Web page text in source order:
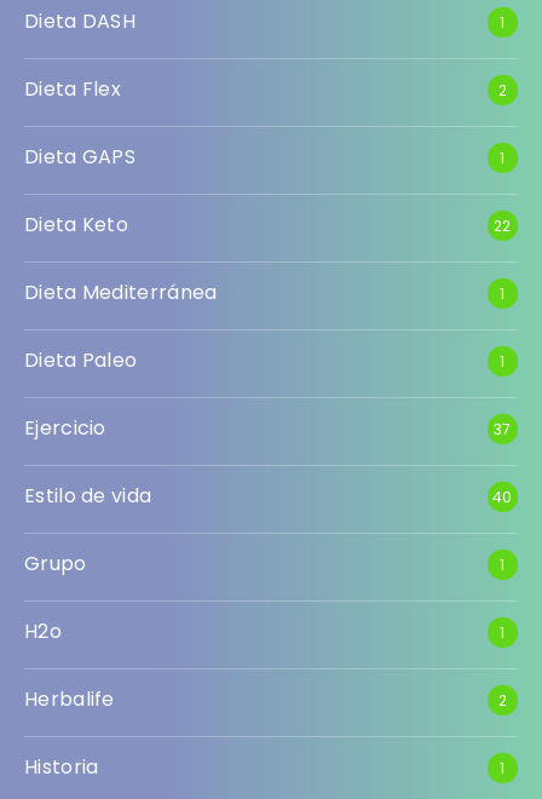
Dieta DASH 1
Dieta Flex 2
Dieta GAPS 1
Dieta Keto 22
Dieta Mediterránea 1
Dieta Paleo 1
Ejercicio 37
Estilo de vida 40
Grupo 1
H2o 1
Herbalife 2
Historia 1